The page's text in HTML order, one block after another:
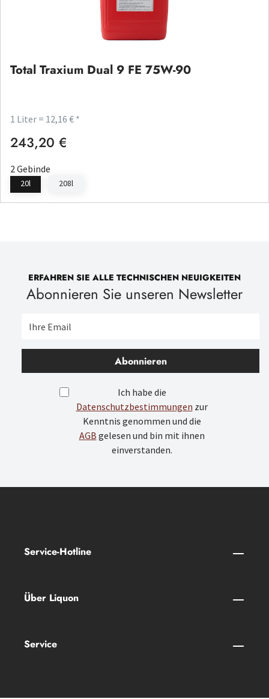
Total Traxium Dual 9 FE 75W-90
1 Liter = 12,16 € *
Regulärer Preis:
243,20 €
2 Gebinde
20l 208l
ERFAHREN SIE ALLE TECHNISCHEN NEUIGKEITEN
Abonnieren Sie unseren Newsletter
Abonnieren
Ich habe die
Datenschutzbestimmungen zur
Kenntnis genommen und die
AGB gelesen und bin mit ihnen
einverstanden.
Service-Hotline
Über Liquon
Service